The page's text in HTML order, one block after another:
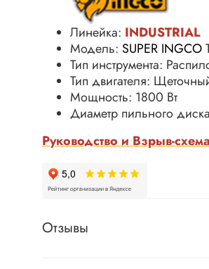
Линейка: INDUSTRIAL
Модель: SUPER INGCO
Тип инструмента:
Тип двигателя:
Мощность: 1800 Вт
Диаметр пильного
Руководство и Взрыв-
Отзывы